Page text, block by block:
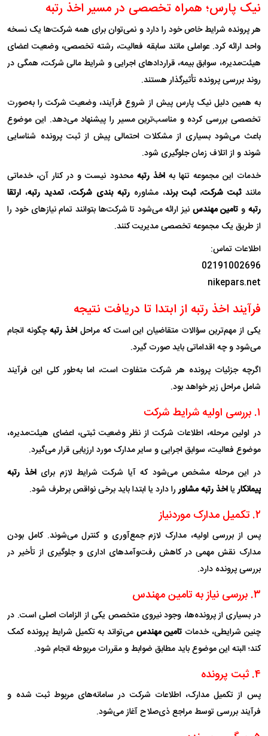
نیک پارس؛ همراه تخصصی در مسیر اخذ رتبه
هر پرونده شرایط خاص خود را دارد و نمی‌توان برای همه شرکت‌ها یک نسخه
واحد ارائه کرد. عواملی مانند سابقه فعالیت، رشته تخصصی، وضعیت اعضای
هیئت‌مدیره، سوابق بیمه، قراردادهای اجرایی و شرایط مالی شرکت، همگی در
روند بررسی پرونده تأثیرگذار هستند.
به همین دلیل نیک پارس پیش از شروع فرآیند، وضعیت شرکت را به‌صورت
تخصصی بررسی کرده و مناسب‌ترین مسیر را پیشنهاد می‌دهد. این موضوع
باعث می‌شود بسیاری از مشکلات احتمالی پیش از ثبت پرونده شناسایی
شوند و از اتلاف زمان جلوگیری شود.
خدمات این مجموعه تنها بهاخذ رتبه محدود نیست و در کنار آن، خدماتی
مانندثبت شرکت،ثبت برند، مشاورهرتبه بندی شرکت، تمدید رتبه، ارتقا
رتبه و تامین مهندس نیز ارائه می‌شود تا شرکت‌ها بتوانند تمام نیازهای خود را
از طریق یک مجموعه تخصصی مدیریت کنند.
اطلاعات تماس:
02191002696
nikepars.net
فرآیند اخذ رتبه از ابتدا تا دریافت نتیجه
یکی از مهم‌ترین سؤالات متقاضیان این است که مراحلاخذ رتبهچگونه انجام
می‌شود و چه اقداماتی باید صورت گیرد.
اگرچه جزئیات پرونده هر شرکت متفاوت است، اما به‌طور کلی این فرآیند
شامل مراحل زیر خواهد بود.
۱. بررسی اولیه شرایط شرکت
در اولین مرحله، اطلاعات شرکت از نظر وضعیت ثبتی، اعضای هیئت‌مدیره،
موضوع فعالیت، سوابق اجرایی و سایر مدارک مورد ارزیابی قرار می‌گیرد.
در این مرحله مشخص می‌شود که آیا شرکت شرایط لازم برایاخذ رتبه
پیمانکاریااخذ رتبه مشاوررا دارد یا ابتدا باید برخی نواقص برطرف شود.
۲. تکمیل مدارک موردنیاز
پس از بررسی اولیه، مدارک لازم جمع‌آوری و کنترل می‌شوند. کامل بودن
مدارک نقش مهمی در کاهش رفت‌وآمدهای اداری و جلوگیری از تأخیر در
بررسی پرونده دارد.
۳. بررسی نیاز به تامین مهندس
در بسیاری از پرونده‌ها، وجود نیروی متخصص یکی از الزامات اصلی است. در
چنین شرایطی، خدمات تامین مهندس می‌تواند به تکمیل شرایط پرونده کمک
کند؛ البته این موضوع باید مطابق ضوابط و مقررات مربوطه انجام شود.
۴. ثبت پرونده
پس از تکمیل مدارک، اطلاعات شرکت در سامانه‌های مربوط ثبت شده و
فرآیند بررسی توسط مراجع ذی‌صلاح آغاز می‌شود.